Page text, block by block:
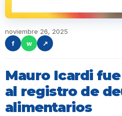
noviembre 26, 2025
f
w ↗
Mauro Icardi
al registro de
alimentarios